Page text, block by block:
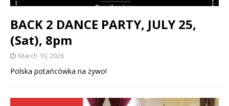
BACK 2 DANCE PARTY, JULY 25,
(Sat), 8pm
March 10, 2026
Polska potańcówka na żywo!